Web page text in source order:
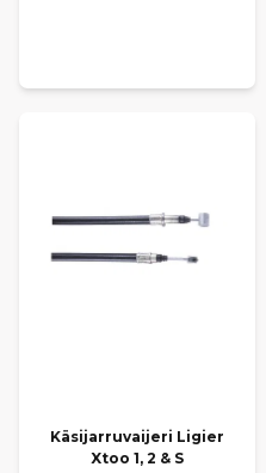
Käsijarruvaijeri Ligier
Xtoo 1, 2 & S